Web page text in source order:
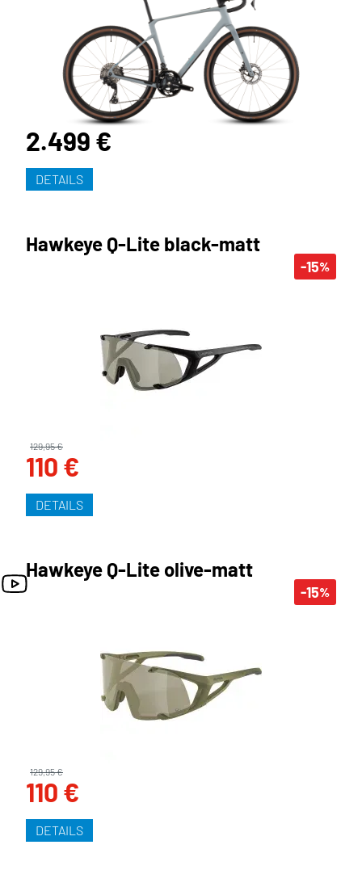
2.499 €
DETAILS
-15%
Hawkeye Q-Lite black-matt
110 €
129,95 €
DETAILS
-15%
Hawkeye Q-Lite olive-matt
110 €
129,95 €
DETAILS